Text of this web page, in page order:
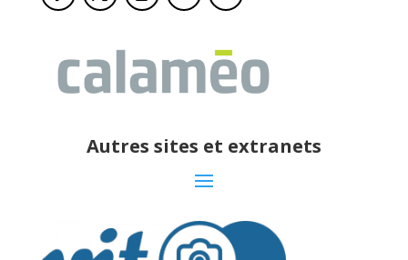
Autres sites et extranets